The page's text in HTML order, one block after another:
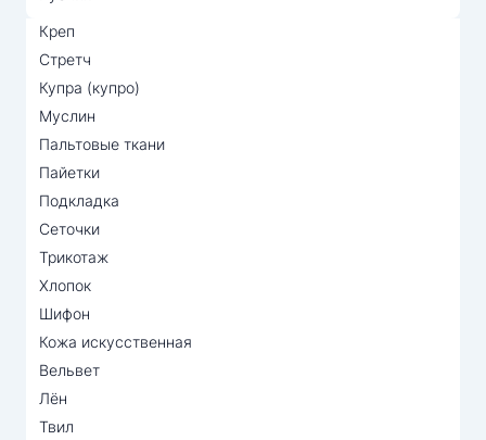
Креп
Стретч
Купра (купро)
Муслин
Пальтовые ткани
Пайетки
Подкладка
Сеточки
Трикотаж
Хлопок
Шифон
Кожа искусственная
Вельвет
Лён
Твил